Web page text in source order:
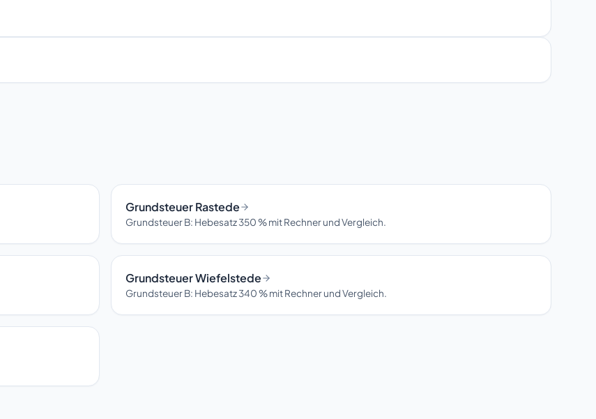
Grundsteuer Rastede
Grundsteuer B: Hebesatz 350 % mit Rechner und Vergleich.
Grundsteuer Wiefelstede
Grundsteuer B: Hebesatz 340 % mit Rechner und Vergleich.